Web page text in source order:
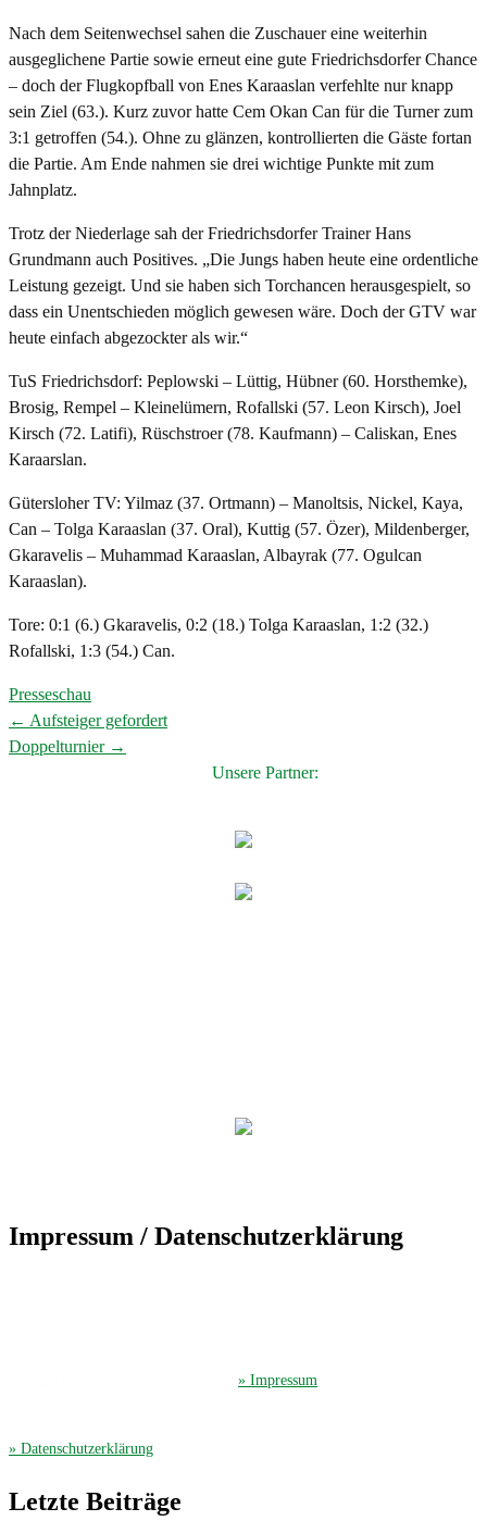
Nach dem Seitenwechsel sahen die Zuschauer eine weiterhin
ausgeglichene Partie sowie erneut eine gute Friedrichsdorfer Chance
– doch der Flugkopfball von Enes Karaaslan verfehlte nur knapp
sein Ziel (63.). Kurz zuvor hatte Cem Okan Can für die Turner zum
3:1 getroffen (54.). Ohne zu glänzen, kontrollierten die Gäste fortan
die Partie. Am Ende nahmen sie drei wichtige Punkte mit zum
Jahnplatz.
Trotz der Niederlage sah der Friedrichsdorfer Trainer Hans
Grundmann auch Positives. „Die Jungs haben heute eine ordentliche
Leistung gezeigt. Und sie haben sich Torchancen herausgespielt, so
dass ein Unentschieden möglich gewesen wäre. Doch der GTV war
heute einfach abgezockter als wir.“
TuS Friedrichsdorf: Peplowski – Lüttig, Hübner (60. Horsthemke),
Brosig, Rempel – Kleinelümern, Rofallski (57. Leon Kirsch), Joel
Kirsch (72. Latifi), Rüschstroer (78. Kaufmann) – Caliskan, Enes
Karaarslan.
Gütersloher TV: Yilmaz (37. Ortmann) – Manoltsis, Nickel, Kaya,
Can – Tolga Karaaslan (37. Oral), Kuttig (57. Özer), Mildenberger,
Gkaravelis – Muhammad Karaaslan, Albayrak (77. Ogulcan
Karaaslan).
Tore: 0:1 (6.) Gkaravelis, 0:2 (18.) Tolga Karaaslan, 1:2 (32.)
Rofallski, 1:3 (54.) Can.
Presseschau
Post
navigation
← Aufsteiger gefordert
Doppelturnier →
Unsere Partner:
Impressum / Datenschutzerklärung
» Impressum
» Datenschutzerklärung
Letzte Beiträge